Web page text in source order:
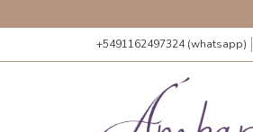
+5491162497324 (whatsapp)